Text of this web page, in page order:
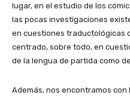
lugar, en el estudio de los
las pocas investigaciones
en cuestiones traductológicas
centrado, sobre todo, en
de la lengua de partida como
Además, nos encontramos